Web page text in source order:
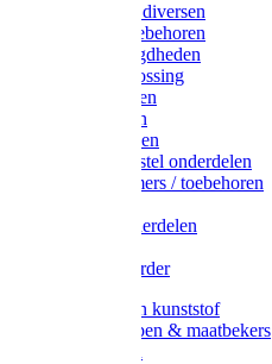
Koe / Stier diversen
Melkers toebehoren
Stalbenodigdheden
Kalververlossing
Stierenringen
Onthoornen
Kalverflessen
Koerugborstel onderdelen
Kalveremmers / toebehoren
Koelift onderdelen
Uieronthaarder
Voerbakken kunststof
Voerscheppen & maatbekers